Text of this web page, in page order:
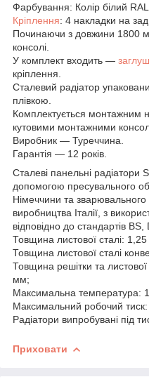
Фарбування: Колір білий RAL
Кріплення: 4 накладки на
Починаючи з довжини 1800
консолі.
У комплект входить —
кріплення.
Сталевий радіатор
плівкою.
Комплектується монтажним
кутовими монтажними
Виробник — Туреччина.
Гарантія — 12 років.
Сталеві панельні радіатори
допомогою пресувального
Німеччини та
виробництва Італії, з
відповідно до стандартів BS,
Товщина листової сталі:
Товщина листової сталі
Товщина решітки та
мм;
Максимальна температура:
Максимальний робочий тиск:
Радіатори випробувані під
Приховати